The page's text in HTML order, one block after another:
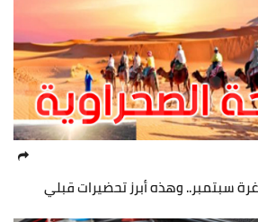
سبتمبر.. وهذه أبرز تحضيرات قبلي